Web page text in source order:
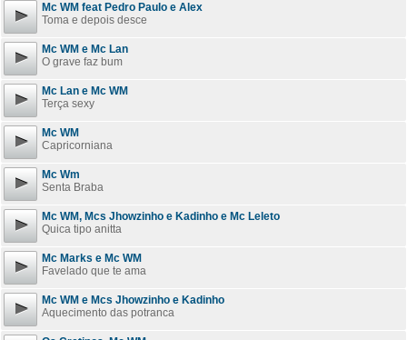
Mc WM feat Pedro Paulo e Alex
Toma e depois desce
Mc WM e Mc Lan
O grave faz bum
Mc Lan e Mc WM
Terça sexy
Mc WM
Capricorniana
Mc Wm
Senta Braba
Mc WM, Mcs Jhowzinho e Kadinho e Mc Leleto
Quica tipo anitta
Mc Marks e Mc WM
Favelado que te ama
Mc WM e Mcs Jhowzinho e Kadinho
Aquecimento das potranca